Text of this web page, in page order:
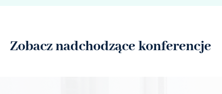
Zobacz nadchodzące konferencje